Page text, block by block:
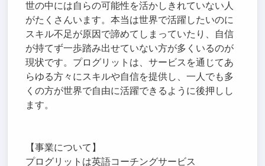
世の中には自らの可能性を活かしきれていない人
がたくさんいます。本当は世界で活躍したいのに
スキル不足が原因で諦めてしまっていたり、自信
が持てず一歩踏み出せていない方が多くいるのが
現状です。プログリットは、サービスを通じてあ
らゆる方々にスキルや自信を提供し、一人でも多
くの方が世界で自由に活躍できるように後押しし
ます。
【事業について】
プログリットは英語コーチングサービス